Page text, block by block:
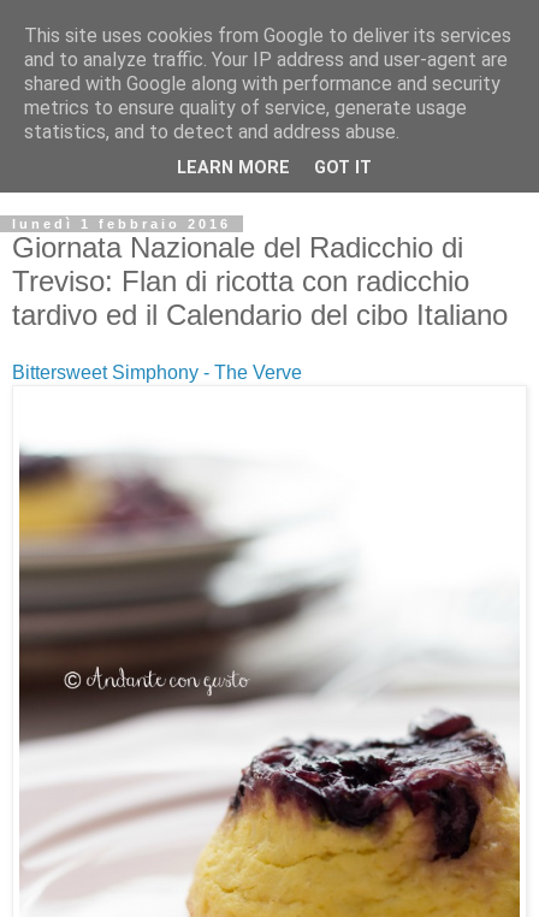
lunedì 1 febbraio 2016
Giornata Nazionale del Radicchio di
Treviso: Flan di ricotta con radicchio
tardivo ed il Calendario del cibo Italiano
Bittersweet Simphony - The Verve
This site uses cookies from Google to deliver its services
and to analyze traffic. Your IP address and user-agent are
shared with Google along with performance and security
metrics to ensure quality of service, generate usage
statistics, and to detect and address abuse.
LEARN MORE GOT IT